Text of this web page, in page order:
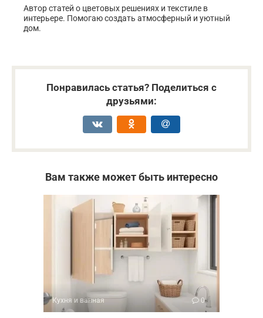
Автор статей о цветовых решениях и текстиле в
интерьере. Помогаю создать атмосферный и уютный
дом.
Понравилась статья? Поделиться с
друзьями:
Вам также может быть интересно
Кухня и ванная 0